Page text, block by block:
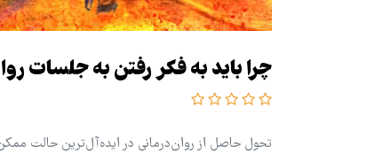
چرا باید به فکر رفتن به جلسات
تحول حاصل از روان‌درمانی در ایده‌آل‌ترین حالت